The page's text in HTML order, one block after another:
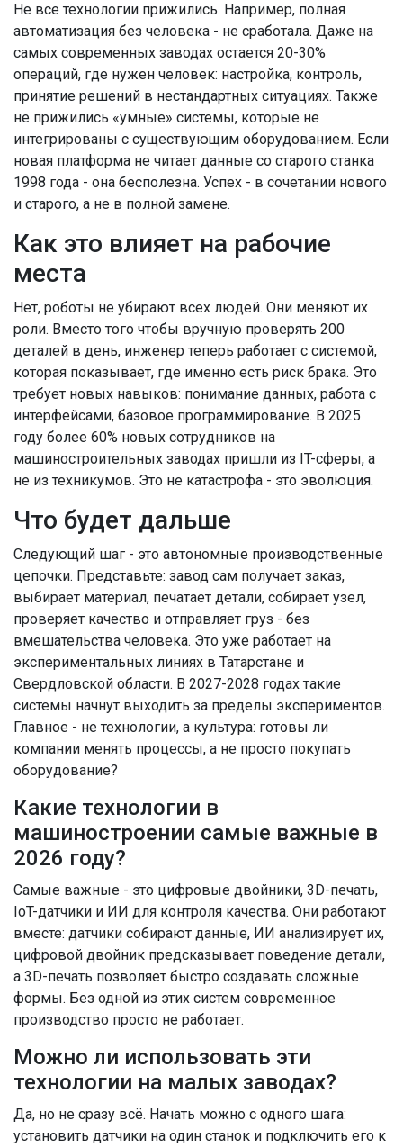
Не все технологии прижились. Например, полная
автоматизация без человека - не сработала. Даже на
самых современных заводах остается 20-30%
операций, где нужен человек: настройка, контроль,
принятие решений в нестандартных ситуациях. Также
не прижились «умные» системы, которые не
интегрированы с существующим оборудованием. Если
новая платформа не читает данные со старого станка
1998 года - она бесполезна. Успех - в сочетании нового
и старого, а не в полной замене.
Как это влияет на рабочие
места
Нет, роботы не убирают всех людей. Они меняют их
роли. Вместо того чтобы вручную проверять 200
деталей в день, инженер теперь работает с системой,
которая показывает, где именно есть риск брака. Это
требует новых навыков: понимание данных, работа с
интерфейсами, базовое программирование. В 2025
году более 60% новых сотрудников на
машиностроительных заводах пришли из IT-сферы, а
не из техникумов. Это не катастрофа - это эволюция.
Что будет дальше
Следующий шаг - это автономные производственные
цепочки. Представьте: завод сам получает заказ,
выбирает материал, печатает детали, собирает узел,
проверяет качество и отправляет груз - без
вмешательства человека. Это уже работает на
экспериментальных линиях в Татарстане и
Свердловской области. В 2027-2028 годах такие
системы начнут выходить за пределы экспериментов.
Главное - не технологии, а культура: готовы ли
компании менять процессы, а не просто покупать
оборудование?
Какие технологии в
машиностроении самые важные в
2026 году?
Самые важные - это цифровые двойники, 3D-печать,
IoT-датчики и ИИ для контроля качества. Они работают
вместе: датчики собирают данные, ИИ анализирует их,
цифровой двойник предсказывает поведение детали,
а 3D-печать позволяет быстро создавать сложные
формы. Без одной из этих систем современное
производство просто не работает.
Можно ли использовать эти
технологии на малых заводах?
Да, но не сразу всё. Начать можно с одного шага:
установить датчики на один станок и подключить его к